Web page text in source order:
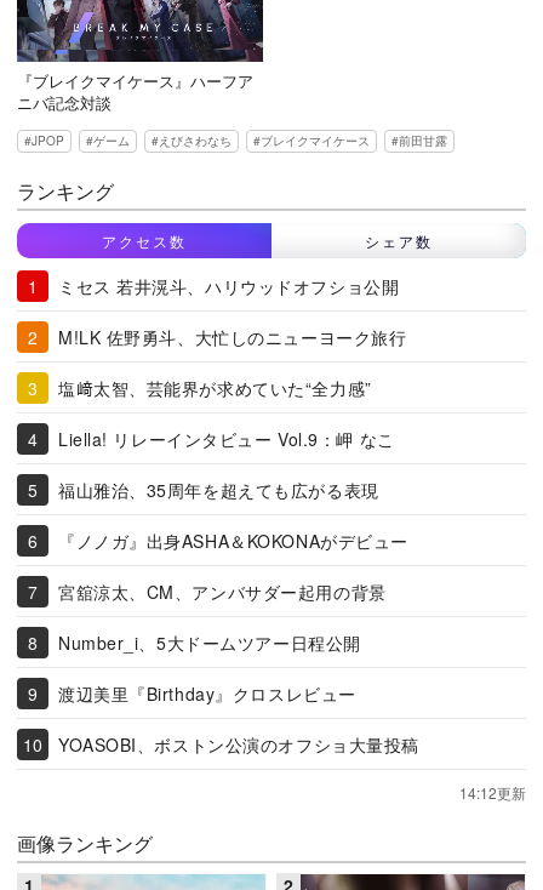
『ブレイクマイケース』ハーフア
ニバ記念対談
JPOP ゲーム えびさわなち ブレイクマイケース 前田甘露
ランキング
アクセス数 シェア数
ミセス 若井滉斗、ハリウッドオフショ公開
M!LK 佐野勇斗、大忙しのニューヨーク旅行
塩﨑太智、芸能界が求めていた“全力感”
Liella! リレーインタビュー Vol.9：岬 なこ
福山雅治、35周年を超えても広がる表現
『ノノガ』出身ASHA＆KOKONAがデビュー
宮舘涼太、CM、アンバサダー起用の背景
Number_i、5大ドームツアー日程公開
渡辺美里『Birthday』クロスレビュー
YOASOBI、ボストン公演のオフショ大量投稿
14:12更新
画像ランキング